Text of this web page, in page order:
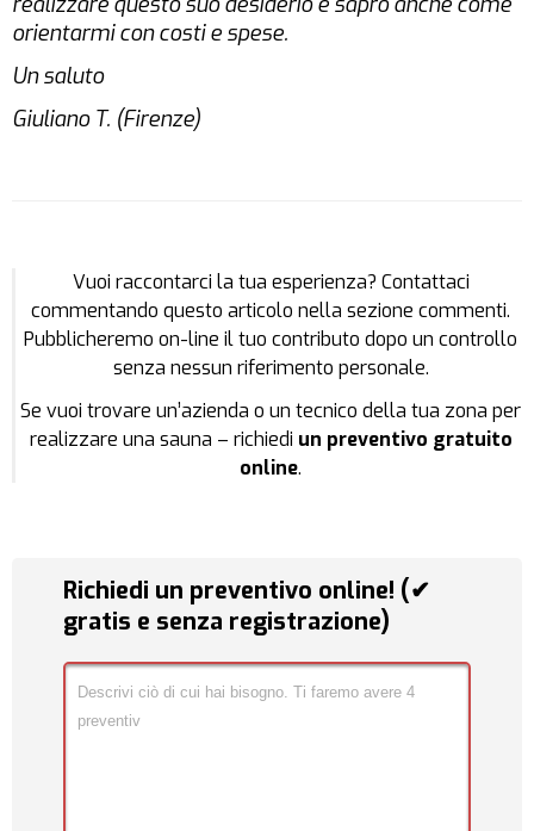
orientarmi con costi e spese.
Un saluto
Giuliano T. (Firenze)
Vuoi raccontarci la tua esperienza? Contattaci
commentando questo articolo nella sezione commenti.
Pubblicheremo on-line il tuo contributo dopo un controllo
senza nessun riferimento personale.
Se vuoi trovare un’azienda o un tecnico della tua zona per
realizzare una sauna – richiedi un preventivo gratuito
online.
Richiedi un preventivo online! (✔
gratis e senza registrazione)